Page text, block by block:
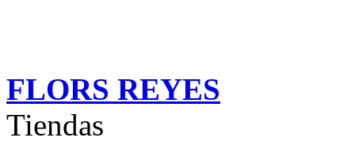
FLORS REYES
Tiendas